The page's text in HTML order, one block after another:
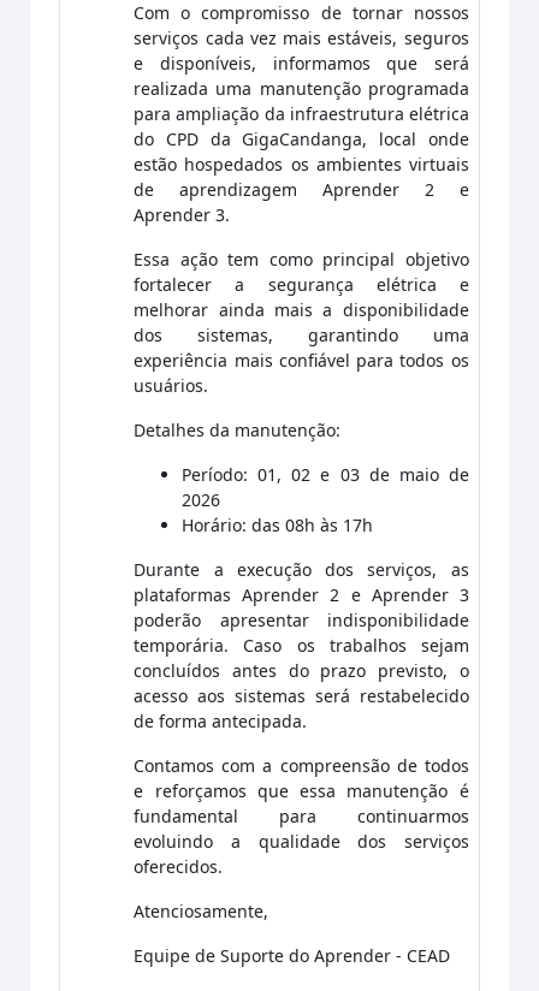
Com o compromisso de tornar nossos
serviços cada vez mais estáveis, seguros
e disponíveis, informamos que será
realizada uma manutenção programada
para ampliação da infraestrutura elétrica
do CPD da GigaCandanga, local onde
estão hospedados os ambientes virtuais
de aprendizagem Aprender 2 e
Aprender 3.
Essa ação tem como principal objetivo
fortalecer a segurança elétrica e
melhorar ainda mais a disponibilidade
dos sistemas, garantindo uma
experiência mais confiável para todos os
usuários.
Detalhes da manutenção:
Período: 01, 02 e 03 de maio de
2026
Horário: das 08h às 17h
Durante a execução dos serviços, as
plataformas Aprender 2 e Aprender 3
poderão apresentar indisponibilidade
temporária. Caso os trabalhos sejam
concluídos antes do prazo previsto, o
acesso aos sistemas será restabelecido
de forma antecipada.
Contamos com a compreensão de todos
e reforçamos que essa manutenção é
fundamental para continuarmos
evoluindo a qualidade dos serviços
oferecidos.
Atenciosamente,
Equipe de Suporte do Aprender - CEAD